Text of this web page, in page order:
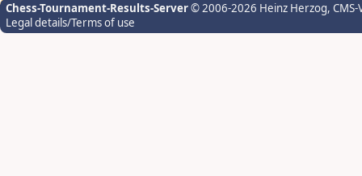
Chess-Tournament-Results-Server© 2006-2026 Heinz Herzog,
Legal details/Terms of use